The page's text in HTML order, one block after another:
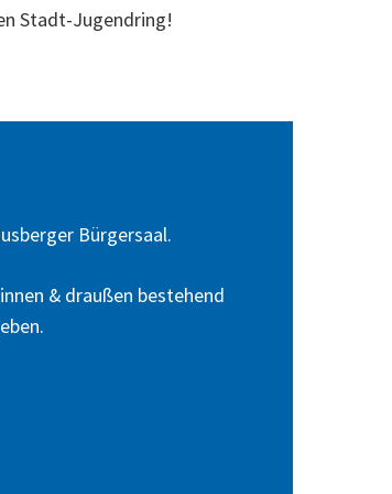
Stadt-Jugendring!
Bürgersaal.
& draußen bestehend